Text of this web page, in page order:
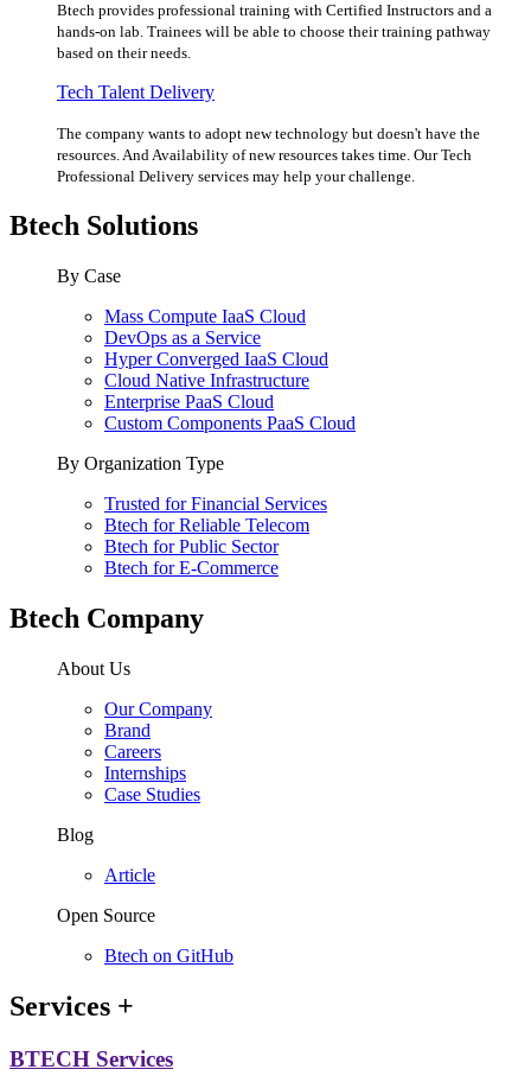
Btech provides professional training with Certified Instructors and a
hands-on lab. Trainees will be able to choose their training pathway
based on their needs.
Tech Talent Delivery
The company wants to adopt new technology but doesn't have the
resources. And Availability of new resources takes time. Our Tech
Professional Delivery services may help your challenge.
Btech Solutions
By Case
Mass Compute IaaS Cloud
DevOps as a Service
Hyper Converged IaaS Cloud
Cloud Native Infrastructure
Enterprise PaaS Cloud
Custom Components PaaS Cloud
By Organization Type
Trusted for Financial Services
Btech for Reliable Telecom
Btech for Public Sector
Btech for E-Commerce
Btech Company
About Us
Our Company
Brand
Careers
Internships
Case Studies
Blog
Article
Open Source
Btech on GitHub
Services +
BTECH Services